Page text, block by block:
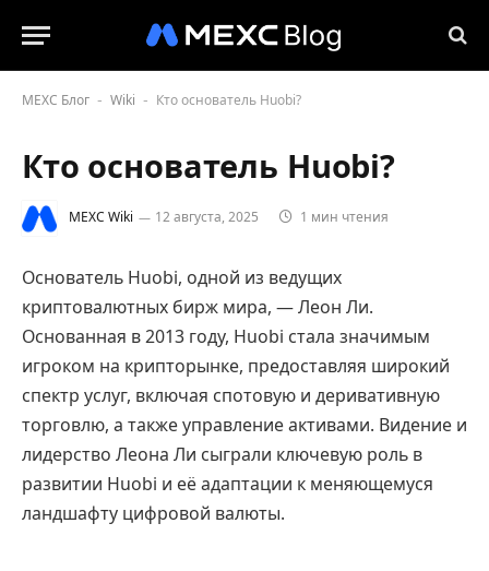
MEXC Блог - Wiki - Кто основатель Huobi?
Кто основатель Huobi?
MEXC Wiki 12 августа, 2025 1 мин чтения
Основатель Huobi, одной из ведущих
криптовалютных бирж мира, — Леон Ли.
Основанная в 2013 году, Huobi стала значимым
игроком на крипторынке, предоставляя широкий
спектр услуг, включая спотовую и деривативную
торговлю, а также управление активами. Видение и
лидерство Леона Ли сыграли ключевую роль в
развитии Huobi и её адаптации к меняющемуся
ландшафту цифровой валюты.